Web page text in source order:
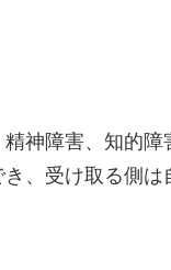
神障害、知的障
、受け取る側は